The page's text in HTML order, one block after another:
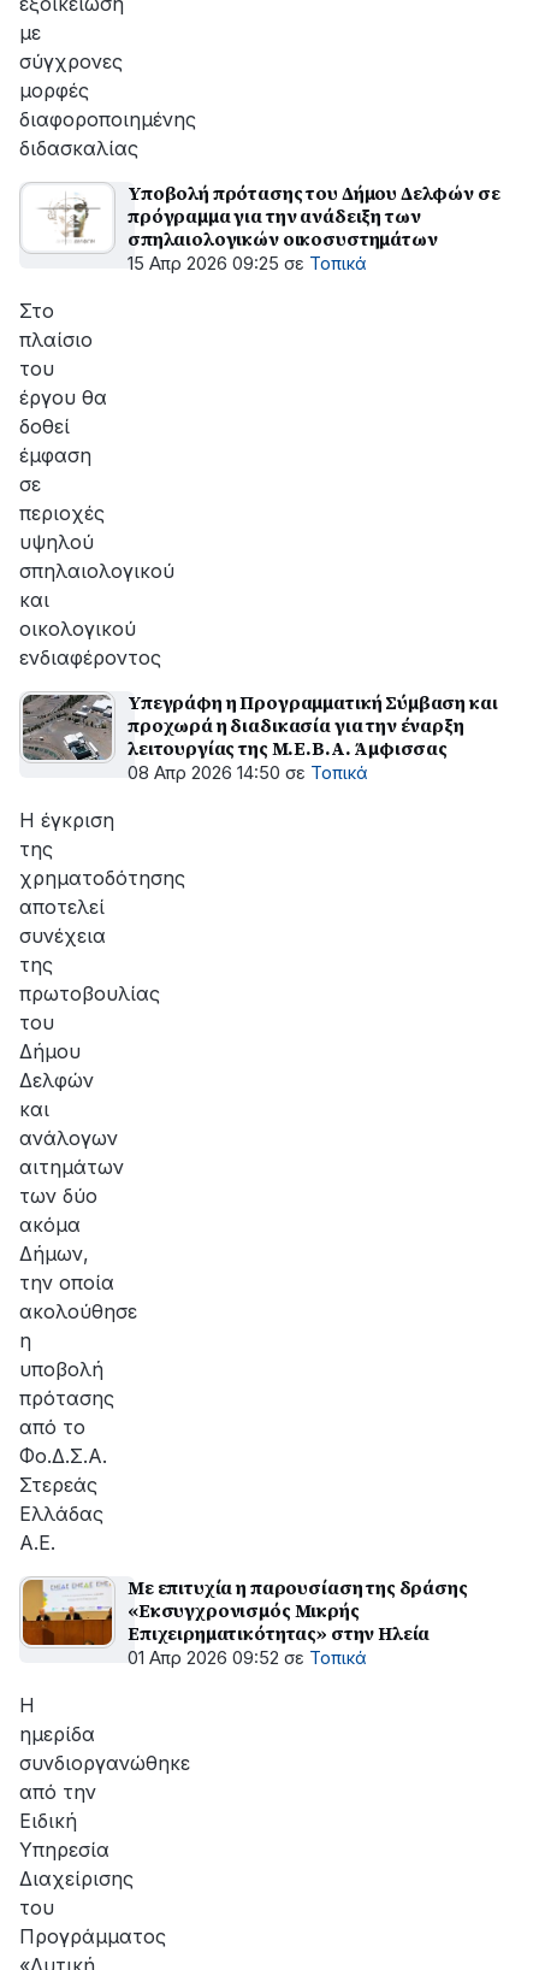
με
σύγχρονες
μορφές
διαφοροποιημένης
διδασκαλίας
Υποβολή πρότασης του Δήμου Δελφών σε
πρόγραμμα για την ανάδειξη των
σπηλαιολογικών οικοσυστημάτων
15 Απρ 2026 09:25 σε Τοπικά
Στο
πλαίσιο
του
έργου θα
δοθεί
έμφαση
σε
περιοχές
υψηλού
σπηλαιολογικού
και
οικολογικού
ενδιαφέροντος
Υπεγράφη η Προγραμματική Σύμβαση και
προχωρά η διαδικασία για την έναρξη
λειτουργίας της Μ.Ε.Β.Α. Άμφισσας
08 Απρ 2026 14:50 σε Τοπικά
Η έγκριση
της
χρηματοδότησης
αποτελεί
συνέχεια
της
πρωτοβουλίας
του
Δήμου
Δελφών
και
ανάλογων
αιτημάτων
των δύο
ακόμα
Δήμων,
την οποία
ακολούθησε
η
υποβολή
πρότασης
από το
Φο.Δ.Σ.Α.
Στερεάς
Ελλάδας
Α.Ε.
Με επιτυχία η παρουσίαση της δράσης
«Εκσυγχρονισμός Μικρής
Επιχειρηματικότητας» στην Ηλεία
01 Απρ 2026 09:52 σε Τοπικά
Η
ημερίδα
συνδιοργανώθηκε
από την
Ειδική
Υπηρεσία
Διαχείρισης
του
Προγράμματος
«Δυτική